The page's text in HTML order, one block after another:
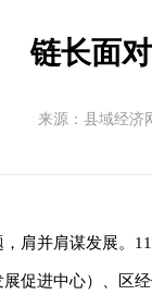
链长面
来源：县域经济
肩并肩谋发展。
促进中心）、区